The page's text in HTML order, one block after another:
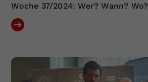
Woche 37/2024: Wer? Wann? Wo?